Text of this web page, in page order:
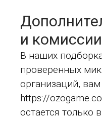
и комиссии
В наших
проверенных
организаций, вам
https://
остается только